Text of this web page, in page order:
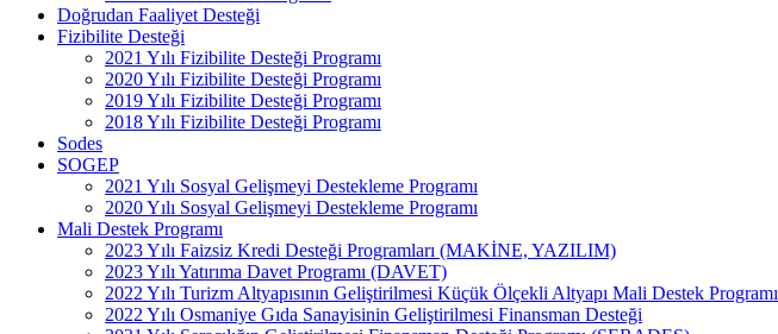
Doğrudan Faaliyet Desteği
Fizibilite Desteği
2021 Yılı Fizibilite Desteği Programı
2020 Yılı Fizibilite Desteği Programı
2019 Yılı Fizibilite Desteği Programı
2018 Yılı Fizibilite Desteği Programı
Sodes
SOGEP
2021 Yılı Sosyal Gelişmeyi Destekleme Programı
2020 Yılı Sosyal Gelişmeyi Destekleme Programı
Mali Destek Programı
2023 Yılı Faizsiz Kredi Desteği Programları (MAKİNE, YAZILIM)
2023 Yılı Yatırıma Davet Programı (DAVET)
2022 Yılı Turizm Altyapısının Geliştirilmesi Küçük Ölçekli Altyapı Mali Destek Programı
2022 Yılı Osmaniye Gıda Sanayisinin Geliştirilmesi Finansman Desteği